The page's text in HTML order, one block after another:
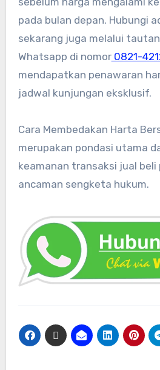
pada bulan depan. Hubungi
sekarang juga melalui
Whatsapp di nomor0821-
mendapatkan penawaran
jadwal kunjungan eksklusif.
Cara Membedakan Harta
merupakan pondasi utama
keamanan transaksi jual beli
ancaman sengketa hukum.